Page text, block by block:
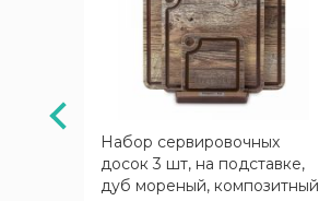
Набор сервировочных
досок 3 шт, на подставке,
дуб мореный, композитный